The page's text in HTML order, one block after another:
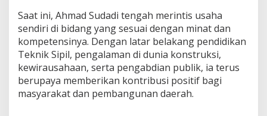
Saat ini, Ahmad Sudadi tengah merintis usaha
sendiri di bidang yang sesuai dengan minat dan
kompetensinya. Dengan latar belakang pendidikan
Teknik Sipil, pengalaman di dunia konstruksi,
kewirausahaan, serta pengabdian publik, ia terus
berupaya memberikan kontribusi positif bagi
masyarakat dan pembangunan daerah.